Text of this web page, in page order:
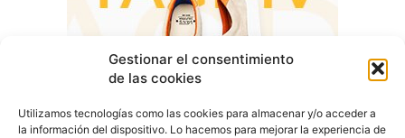
Gestionar el consentimiento
de las cookies
Utilizamos tecnologías como las cookies para almacenar y/o acceder a
la información del dispositivo. Lo hacemos para mejorar la experiencia de